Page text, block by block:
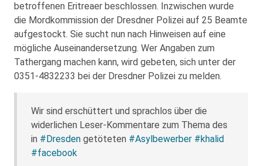
betroffenen Eritreaer beschlossen. Inzwischen wurde
die Mordkommission der Dresdner Polizei auf 25 Beamte
aufgestockt. Sie sucht nun nach Hinweisen auf eine
mögliche Auseinandersetzung. Wer Angaben zum
Tathergang machen kann, wird gebeten, sich unter der
0351-4832233 bei der Dresdner Polizei zu melden.
Wir sind erschüttert und sprachlos über die
widerlichen Leser-Kommentare zum Thema des
in #Dresden getöteten #Asylbewerber #khalid
#facebook